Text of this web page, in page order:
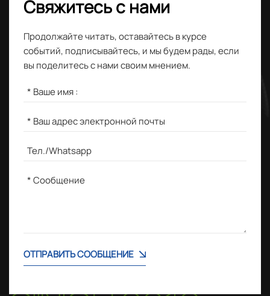
Свяжитесь с нами
Продолжайте читать, оставайтесь в курсе
событий, подписывайтесь, и мы будем рады, если
вы поделитесь с нами своим мнением.
ОТПРАВИТЬ СООБЩЕНИЕ